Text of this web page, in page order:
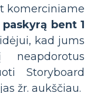
komerciniame
bent 1
kad jums
Storyboard
žr. aukščiau.